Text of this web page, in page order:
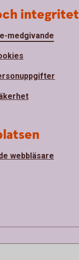
integritet
medgivande
webbläsare